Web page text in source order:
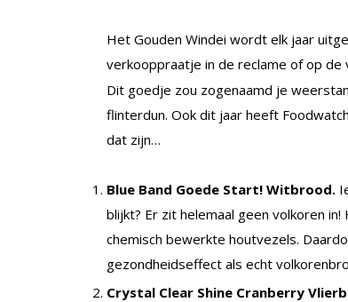
Het Gouden Windei wordt elk jaar
verkooppraatje in de reclame of op de
Dit goedje zou zogenaamd je
flinterdun. Ook dit jaar heeft
dat zijn…
Blue Band Goede Start! Witbrood.
blijkt? Er zit helemaal geen volkoren
chemisch bewerkte houtvezels.
gezondheidseffect als echt
Crystal Clear Shine Cranberry